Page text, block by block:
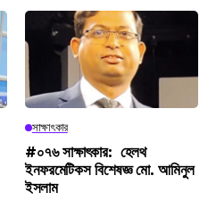
সাক্ষাৎকার
#০৭৬ সাক্ষাৎকার: হেলথ
ইনফরমেটিকস বিশেষজ্ঞ মো. আমিনুল
ইসলাম